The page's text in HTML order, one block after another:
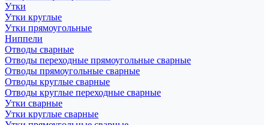
Утки
Утки круглые
Утки прямоугольные
Ниппели
Отводы сварные
Отводы переходные прямоугольные сварные
Отводы прямоугольные сварные
Отводы круглые сварные
Отводы круглые переходные сварные
Утки сварные
Утки круглые сварные